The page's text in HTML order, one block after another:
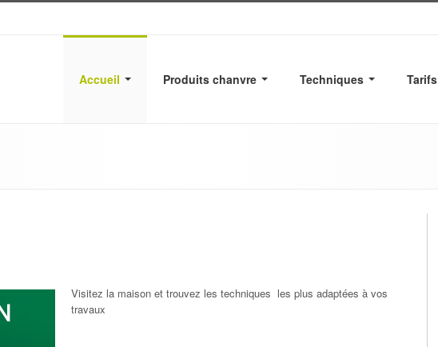
Accueil Produits chanvre Techniques Tarifs
Visitez la maison et trouvez les techniques les plus adaptées à vos
travaux